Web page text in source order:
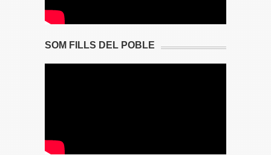
SOM FILLS DEL POBLE